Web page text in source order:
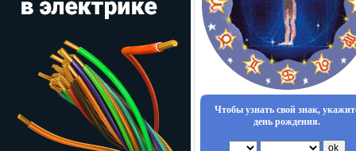
Чтобы узнать свой знак,
день рождения.